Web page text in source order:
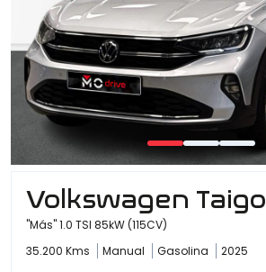
Volkswagen Taigo
"Más" 1.0 TSI 85kW (115CV)
35.200 Kms
Manual Gasolina 2025